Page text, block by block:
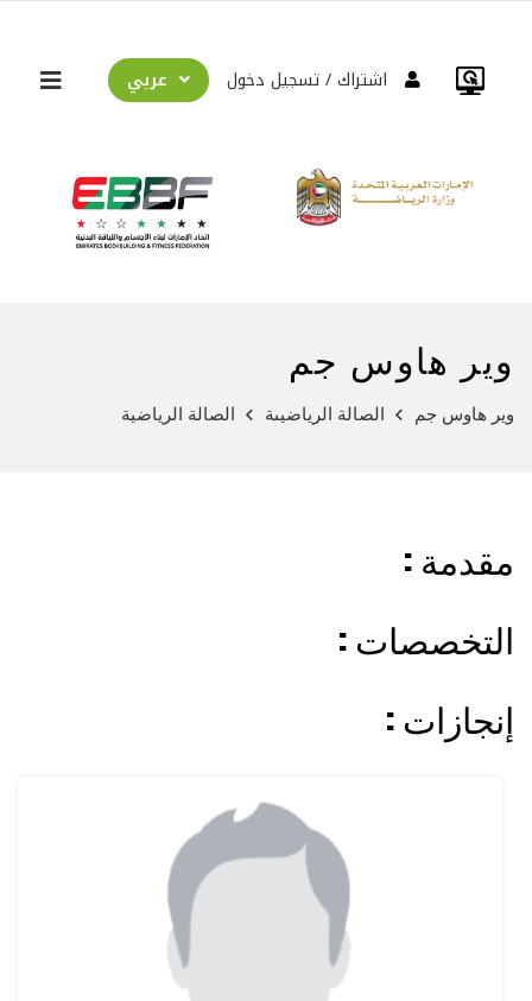
عربي تسجيل دخول اشتراك
وير هاوس جم
الصالة الرياضية الصالة الرياضيىة وير هاوس جم
: مقدمة
: التخصصات
: إنجازات